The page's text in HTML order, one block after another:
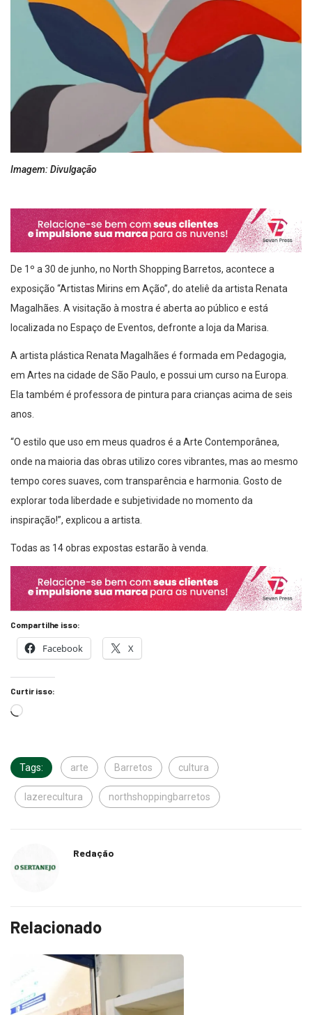
Imagem: Divulgação
De 1º a 30 de junho, no North Shopping Barretos, acontece a
exposição “Artistas Mirins em Ação”, do ateliê da artista Renata
Magalhães. A visitação à mostra é aberta ao público e está
localizada no Espaço de Eventos, defronte a loja da Marisa.
A artista plástica Renata Magalhães é formada em Pedagogia,
em Artes na cidade de São Paulo, e possui um curso na Europa.
Ela também é professora de pintura para crianças acima de seis
anos.
“O estilo que uso em meus quadros é a Arte Contemporânea,
onde na maioria das obras utilizo cores vibrantes, mas ao mesmo
tempo cores suaves, com transparência e harmonia. Gosto de
explorar toda liberdade e subjetividade no momento da
inspiração!”, explicou a artista.
Todas as 14 obras expostas estarão à venda.
Compartilhe isso:
Facebook X
Curtir isso:
Tags: arte Barretos cultura
lazerecultura northshoppingbarretos
Redação
Relacionado